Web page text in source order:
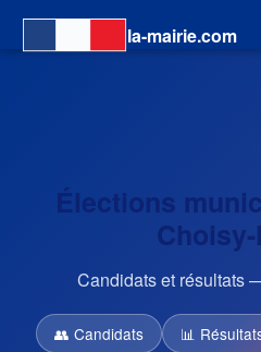
la-mairie.com
Élections
Candidats et résultats
👥 Candidats 📊